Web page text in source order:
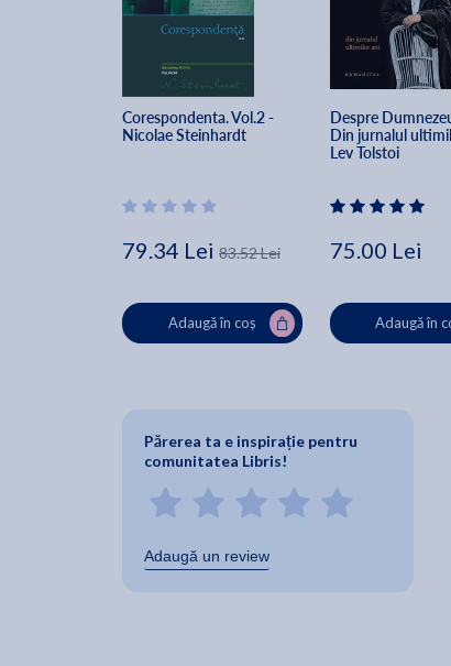
Corespondenta. Vol.2 -
Nicolae Steinhardt
79.34 Lei 83.52 Lei
Adaugă în coș
Despre
Din jurnalul
Lev Tolstoi
75.00 Lei
Adaugă în
Părerea ta e inspirație pentru
comunitatea Libris!
Adaugă un review